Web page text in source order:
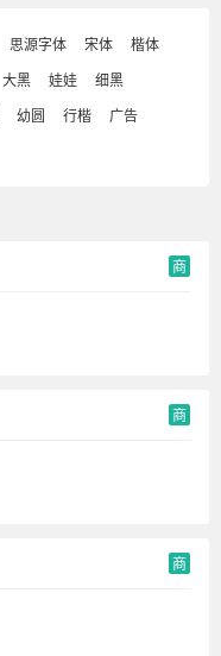
思源字体 宋体
楷体
大黑 娃娃
细黑
幼圆 行楷
广告
商
商
商